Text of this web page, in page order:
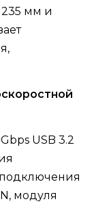
235 мм и
USB 3.2
модуля